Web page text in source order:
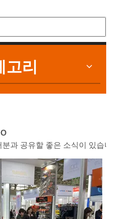
고리
과 공유할 좋은 소식이 있습